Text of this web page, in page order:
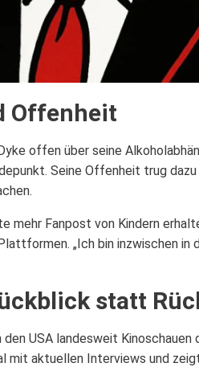
Offenheit
offen über seine
Seine Offenheit trug
mehr Fanpost von Kindern
„Ich bin inzwischen in
statt
USA landesweit Kinoschauen
mit aktuellen Interviews und